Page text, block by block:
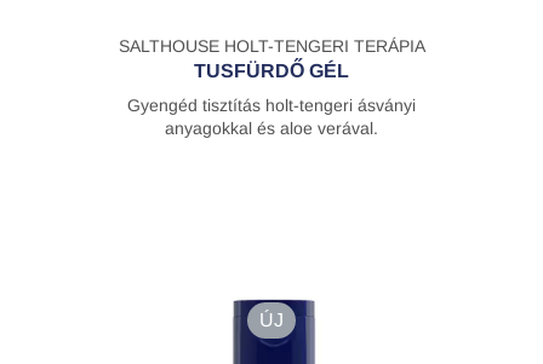
SALTHOUSE HOLT-TENGERI TERÁPIA
TUSFÜRDŐ GÉL
Gyengéd tisztítás holt-tengeri ásványi
anyagokkal és aloe verával.
ÚJ